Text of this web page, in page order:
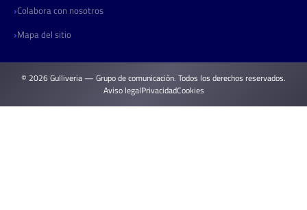
Colabora con nosotros
Mapa del sitio
© 2026 Gulliveria — Grupo de comunicación. Todos los derechos reservados.
Aviso legalPrivacidadCookies